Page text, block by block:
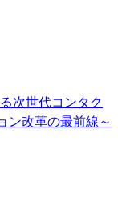
次世代コンタク
ン改革の最前線～